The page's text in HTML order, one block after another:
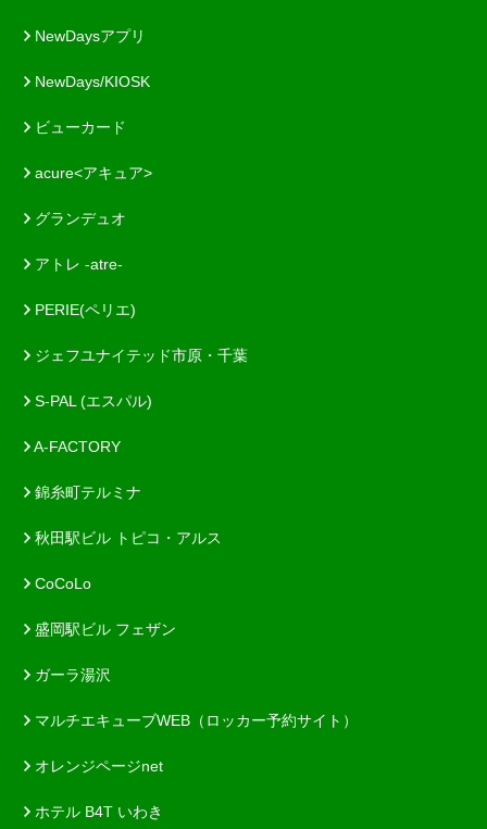
NewDaysアプリ
NewDays/KIOSK
ビューカード
acure<アキュア>
グランデュオ
アトレ -atre-
PERIE(ペリエ)
ジェフユナイテッド市原・千葉
S-PAL (エスパル)
A-FACTORY
錦糸町テルミナ
秋田駅ビル トピコ・アルス
CoCoLo
盛岡駅ビル フェザン
ガーラ湯沢
マルチエキューブWEB（ロッカー予約サイト）
オレンジページnet
ホテル B4T いわき